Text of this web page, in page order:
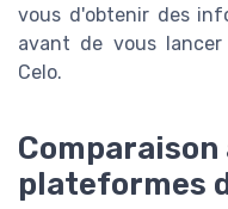
vous d'obtenir des
avant de vous
Celo.
plateformes